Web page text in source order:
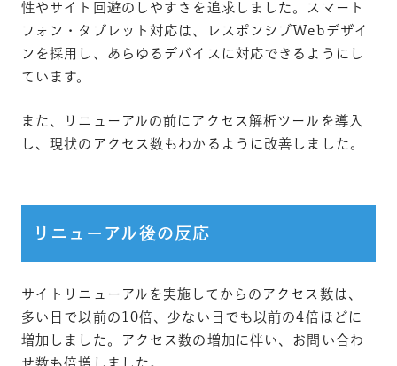
性やサイト回遊のしやすさを追求しました。スマート
フォン・タブレット対応は、レスポンシブWebデザイ
ンを採用し、あらゆるデバイスに対応できるようにし
ています。
また、リニューアルの前にアクセス解析ツールを導入
し、現状のアクセス数もわかるように改善しました。
リニューアル後の反応
サイトリニューアルを実施してからのアクセス数は、
多い日で以前の10倍、少ない日でも以前の4倍ほどに
増加しました。アクセス数の増加に伴い、お問い合わ
せ数も倍増しました。